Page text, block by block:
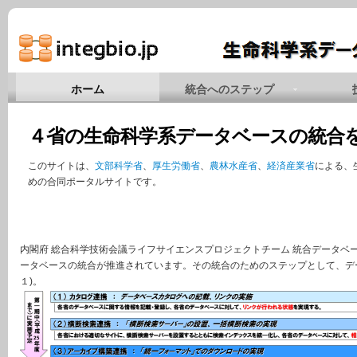
ホーム 統合へのステップ
４省の生命科学系データベースの統合
このサイトは、 文部科学省、 厚生労働省、 農林水産省、 経済産業省による、
めの合同ポータルサイトです。
内閣府 総合科学技術会議ライフサイエンスプロジェクトチーム 統合データ
ータベースの統合が推進されています。その統合のためのステップとして、
１)。